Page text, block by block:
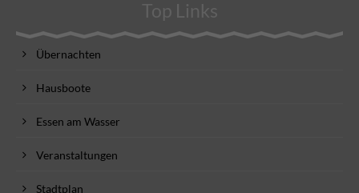
Top Links
Übernachten
Hausboote
Essen am Wasser
Veranstaltungen
Stadtplan